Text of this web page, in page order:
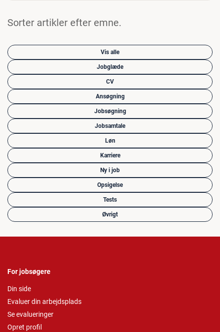
Sorter artikler efter emne.
Vis alle
Jobglæde
CV
Ansøgning
Jobsøgning
Jobsamtale
Løn
Karriere
Ny i job
Opsigelse
Tests
Øvrigt
For jobsøgere
Din side
Evaluer din arbejdsplads
Se evalueringer
Opret profil